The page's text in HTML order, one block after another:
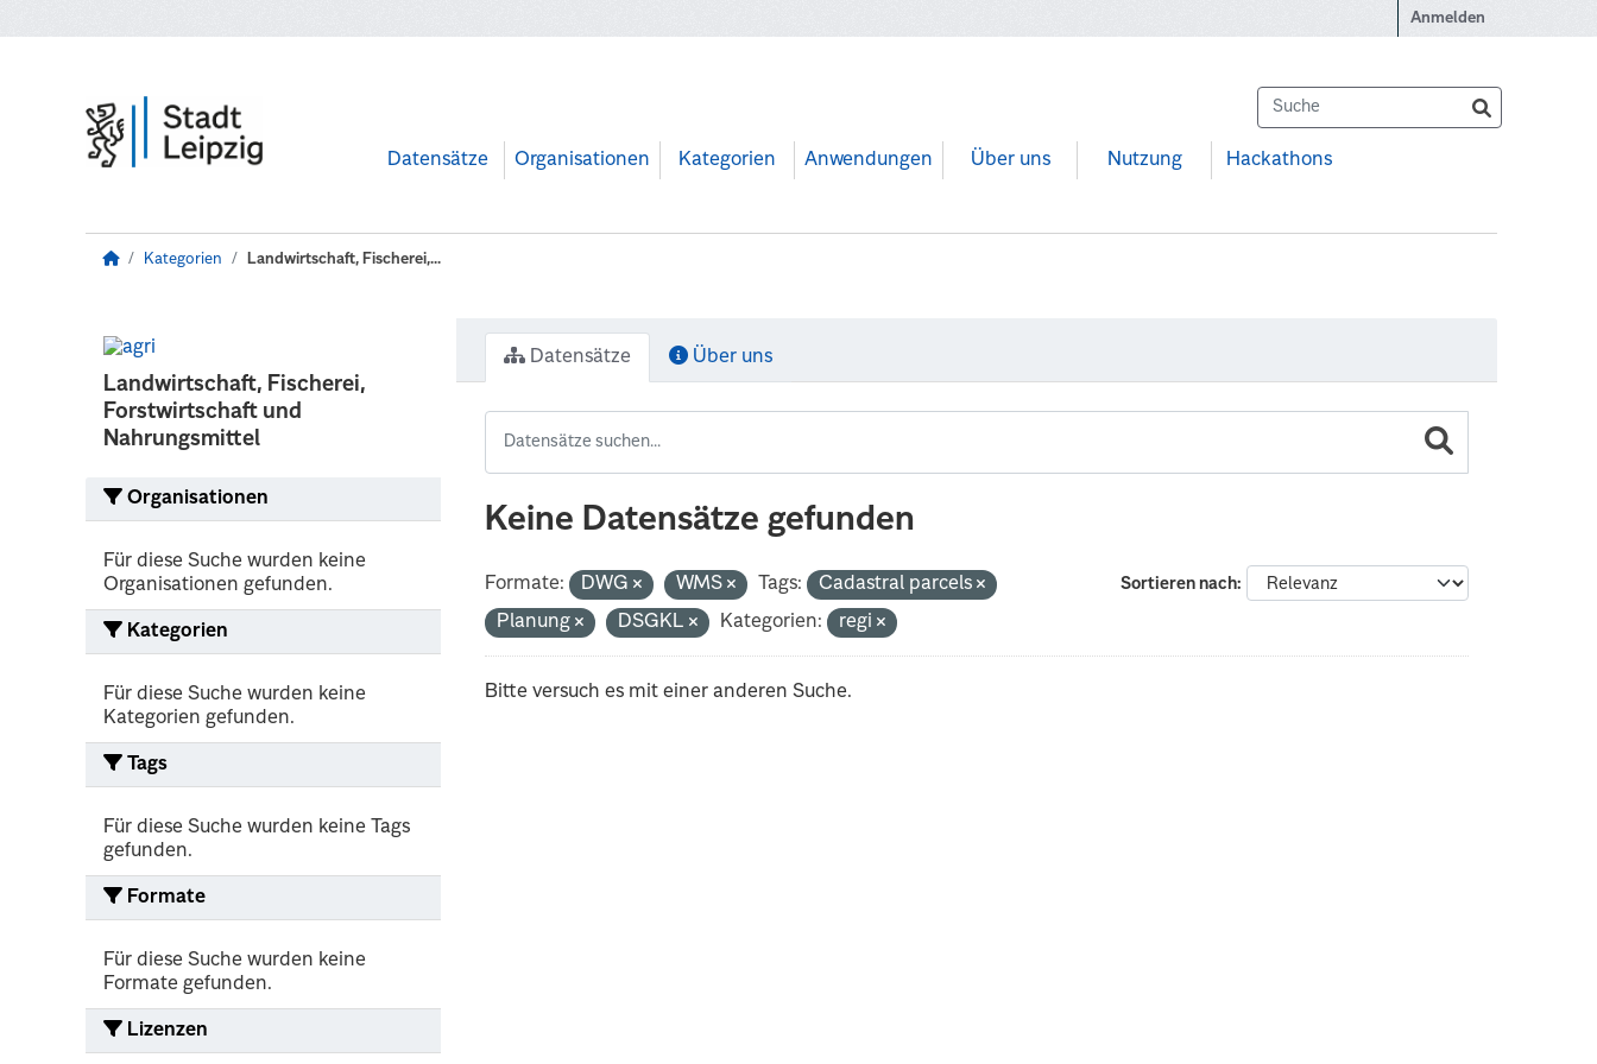
Anmelden
Datensätze Organisationen Kategorien Anwendungen Über uns Nutzung Hackathons
Kategorien Landwirtschaft, Fischerei,...
Landwirtschaft, Fischerei,
Forstwirtschaft und
Nahrungsmittel
Organisationen
Für diese Suche wurden keine
Organisationen gefunden.
Kategorien
Für diese Suche wurden keine
Kategorien gefunden.
Tags
Für diese Suche wurden keine Tags
gefunden.
Formate
Für diese Suche wurden keine
Formate gefunden.
Lizenzen
Datensätze Über uns
Keine Datensätze gefunden
Sortieren nach
Formate: DWG WMS Tags:
Cadastral parcels
Planung
DSGKL Kategorien: regi
Bitte versuch es mit einer anderen Suche.